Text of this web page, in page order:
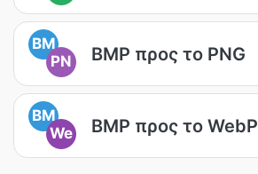
BM
PN
BMP προς το PNG
BM
We
BMP προς το WebP